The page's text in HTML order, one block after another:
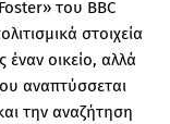
του BBC
στοιχεία
έναν οικείο, αλλά
αναπτύσσεται
την αναζήτηση